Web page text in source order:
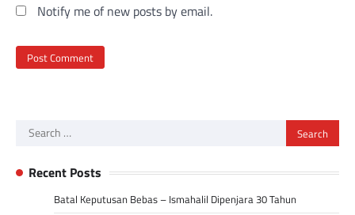
Notify me of new posts by email.
Search
Recent Posts
Batal Keputusan Bebas – Ismahalil Dipenjara 30 Tahun